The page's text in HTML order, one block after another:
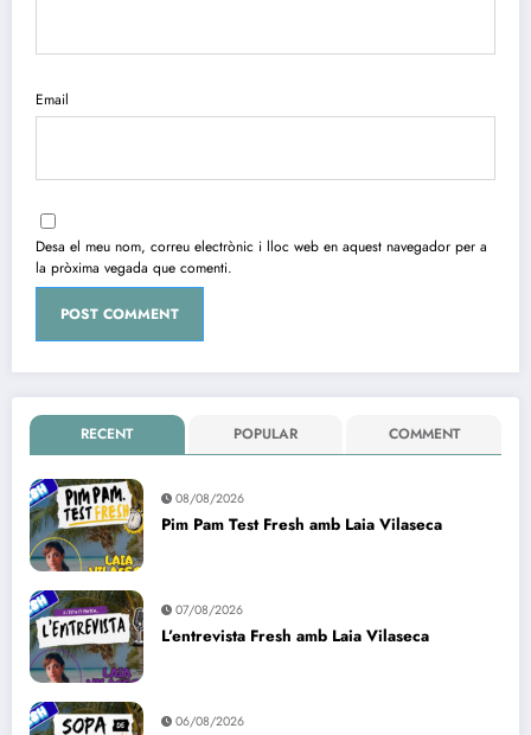
Email
Desa el meu nom, correu electrònic i lloc web en aquest navegador per a
la pròxima vegada que comenti.
RECENT POPULAR COMMENT
08/08/2026
Pim Pam Test Fresh amb Laia Vilaseca
07/08/2026
L’entrevista Fresh amb Laia Vilaseca
06/08/2026